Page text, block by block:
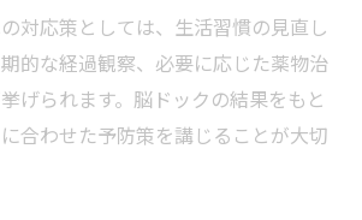
対応策としては、生活習慣の見直し
的な経過観察、必要に応じた薬物治
げられます。脳ドックの結果をもと
合わせた予防策を講じることが大切